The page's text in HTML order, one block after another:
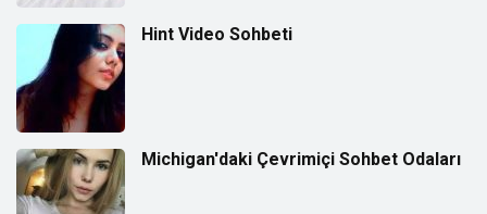
Hint Video Sohbeti
Michigan'daki Çevrimiçi Sohbet Odaları